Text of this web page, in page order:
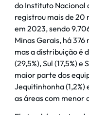
do Instituto Nacional
registrou mais de 20
em 2023, sendo
Minas Gerais, há
mas a distribuição é
(29,5%), Sul (17,5%)
maior parte dos
Jequitinhonha (1,2%)
as áreas com menor